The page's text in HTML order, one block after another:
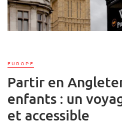
EUROPE
Partir en
enfants : un
et accessible